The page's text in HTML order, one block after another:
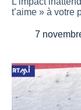
t’aime » à votre
7